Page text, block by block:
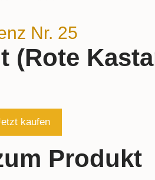
Nr. 25
(Rote
kaufen
Produkt